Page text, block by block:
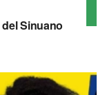
Sinuano